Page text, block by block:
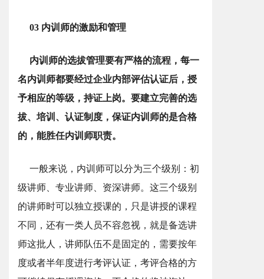
03 内训师的激励和管理
内训师的选拔管理要有严格的流程，每一
名内训师都要经过企业内部评估认证后，授
予相应的等级，持证上岗。要建立完善的选
拔、培训、认证制度，保证内训师的是合格
的，能胜任内训师职责。
一般来说，内训师可以分为三个级别：初
级讲师、专业讲师、资深讲师。这三个级别
的讲师时可以独立授课的，只是讲授的课程
不同，还有一类人员不容忽视，就是备选讲
师这批人，讲师队伍不是固定的，需要按年
度或者半年度进行考评认证，考评合格的方